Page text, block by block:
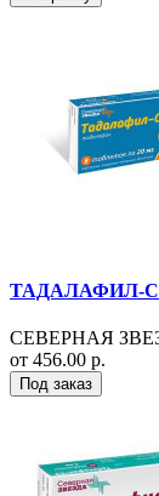
ТАДАЛАФИЛ-
СЕВЕРНАЯ
от 456.00 р.
Под заказ